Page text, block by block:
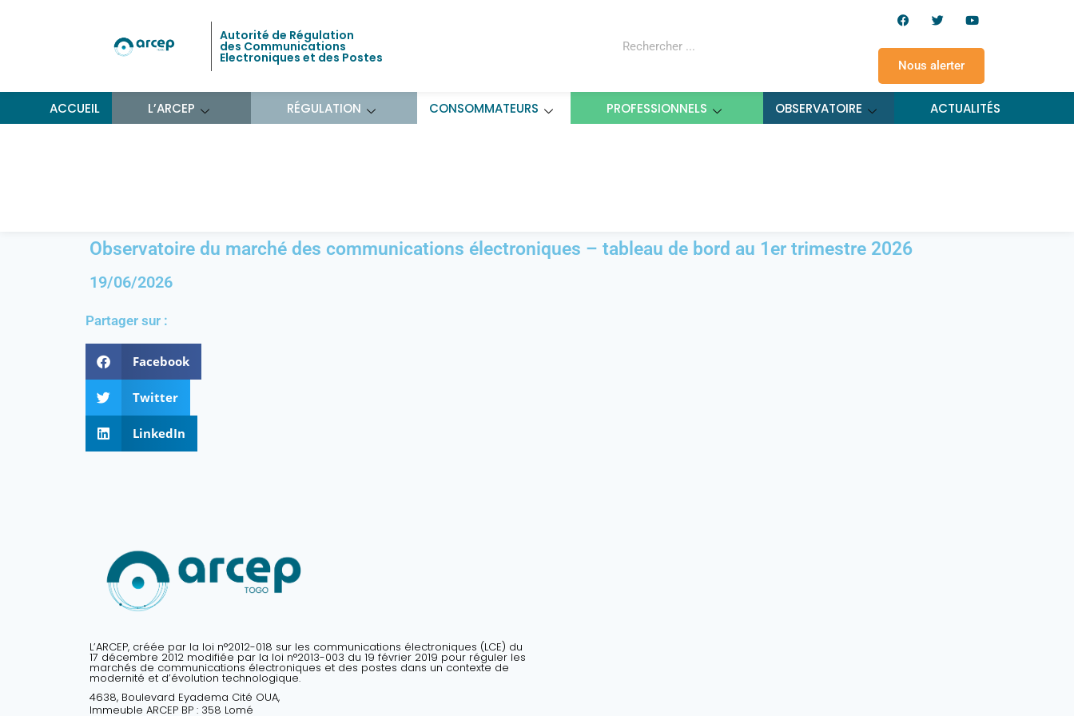
Autorité de Régulation
des Communications
Electroniques et des Postes
Nous alerter
ACCUEIL L’ARCEP RÉGULATION CONSOMMATEURS PROFESSIONNELS OBSERVATOIRE ACTUALITÉS
Observatoire du marché des communications électroniques – tableau de bord au 1er trimestre 2026
19/06/2026
Partager sur :
Facebook
Twitter
LinkedIn
L’ARCEP, créée par la loi n°2012-018 sur les communications électroniques (LCE) du
17 décembre 2012 modifiée par la loi n°2013-003 du 19 février 2019 pour réguler les
marchés de communications électroniques et des postes dans un contexte de
modernité et d’évolution technologique.
4638, Boulevard Eyadema Cité OUA,
Immeuble ARCEP BP : 358 Lomé